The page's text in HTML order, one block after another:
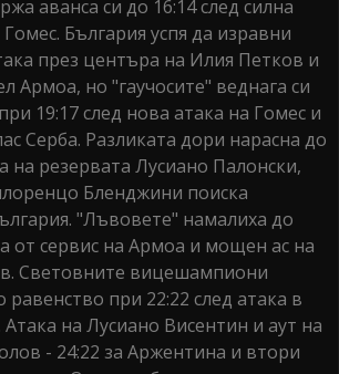
аванса си до 16:14 след силна
България успя да изравни
през центъра на Илия Петков и
Армоа, но "гаучосите" веднага си
19:17 след нова атака на Гомес и
Серба. Разликата дори нарасна до
на резервата Лусиано Палонски,
Бленджини поиска
"Лъвовете" намалиха до
от сервис на Армоа и мощен ас на
Световните вицешампиони
равенство при 22:22 след атака в
на Лусиано Висентин и аут на
- 24:22 за Аржентина и втори